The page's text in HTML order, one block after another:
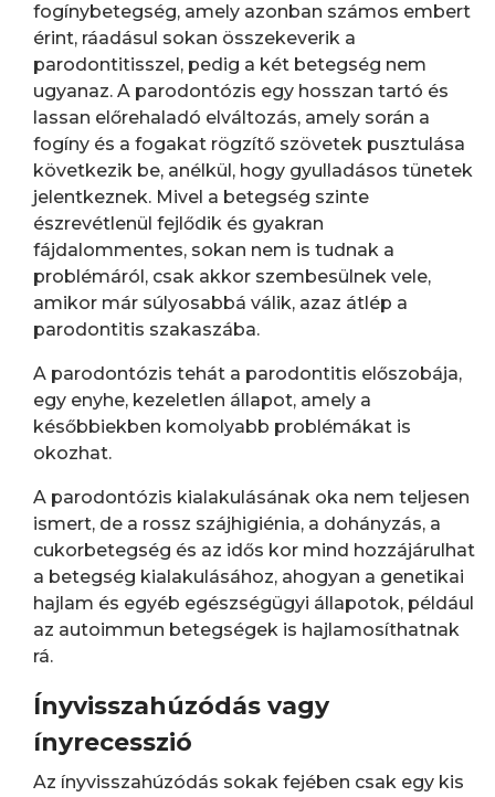
fogínybetegség, amely azonban számos embert
érint, ráadásul sokan összekeverik a
parodontitisszel, pedig a két betegség nem
ugyanaz. A parodontózis egy hosszan tartó és
lassan előrehaladó elváltozás, amely során a
fogíny és a fogakat rögzítő szövetek pusztulása
következik be, anélkül, hogy gyulladásos tünetek
jelentkeznek. Mivel a betegség szinte
észrevétlenül fejlődik és gyakran
fájdalommentes, sokan nem is tudnak a
problémáról, csak akkor szembesülnek vele,
amikor már súlyosabbá válik, azaz átlép a
parodontitis szakaszába.
A parodontózis tehát a parodontitis előszobája,
egy enyhe, kezeletlen állapot, amely a
későbbiekben komolyabb problémákat is
okozhat.
A parodontózis kialakulásának oka nem teljesen
ismert, de a rossz szájhigiénia, a dohányzás, a
cukorbetegség és az idős kor mind hozzájárulhat
a betegség kialakulásához, ahogyan a genetikai
hajlam és egyéb egészségügyi állapotok, például
az autoimmun betegségek is hajlamosíthatnak
rá.
Ínyvisszahúzódás vagy
ínyrecesszió
Az ínyvisszahúzódás sokak fejében csak egy kis